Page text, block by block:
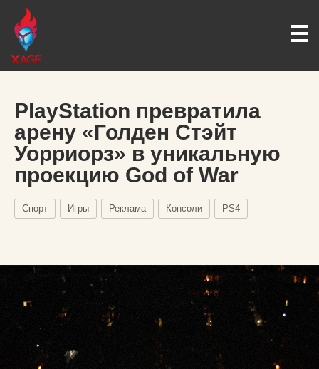
PlayStation превратила
арену «Голден Стэйт
Уорриорз» в уникальную
проекцию God of War
Спорт Игры Реклама Консоли PS4